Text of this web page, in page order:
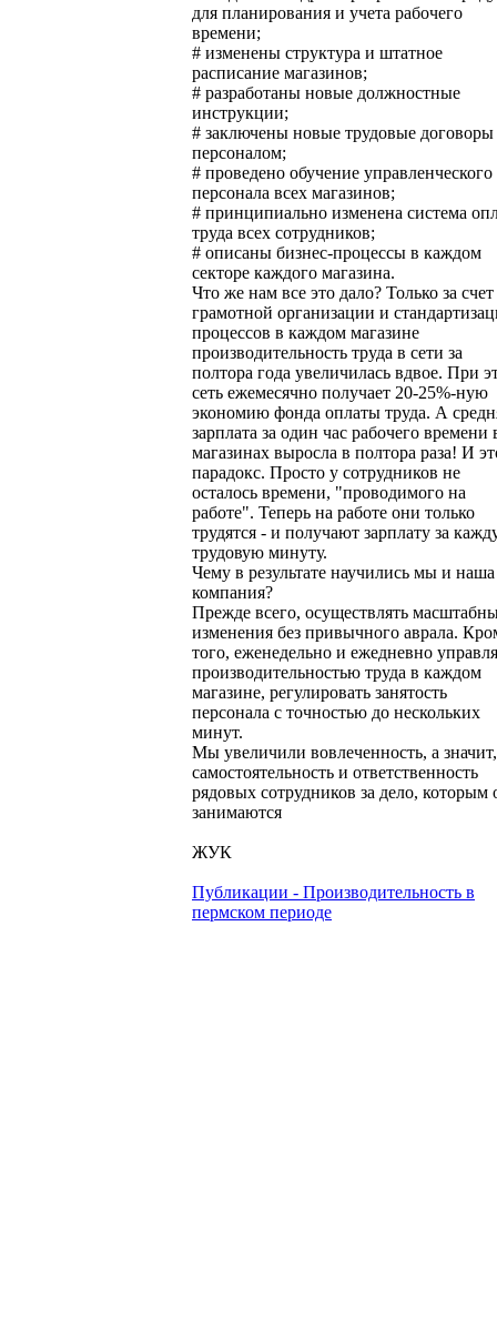
для планирования и учета рабочего
времени;
# изменены структура и штатное
расписание магазинов;
# разработаны новые должностные
инструкции;
# заключены новые трудовые договоры
персоналом;
# проведено обучение управленческого
персонала всех магазинов;
# принципиально изменена система
труда всех сотрудников;
# описаны бизнес-процессы в каждом
секторе каждого магазина.
Что же нам все это дало? Только за счет
грамотной организации и
процессов в каждом магазине
производительность труда в сети за
полтора года увеличилась вдвое. При
сеть ежемесячно получает 20-25%-ную
экономию фонда оплаты труда. А
зарплата за один час рабочего времени
магазинах выросла в полтора раза! И
парадокс. Просто у сотрудников не
осталось времени, "проводимого на
работе". Теперь на работе они только
трудятся - и получают зарплату за
трудовую минуту.
Чему в результате научились мы и наша
компания?
Прежде всего, осуществлять
изменения без привычного аврала.
того, еженедельно и ежедневно
производительностью труда в каждом
магазине, регулировать занятость
персонала с точностью до нескольких
минут.
Мы увеличили вовлеченность, а значит,
самостоятельность и ответственность
рядовых сотрудников за дело, которым
занимаются
ЖУК
Публикации - Производительность в
пермском периоде